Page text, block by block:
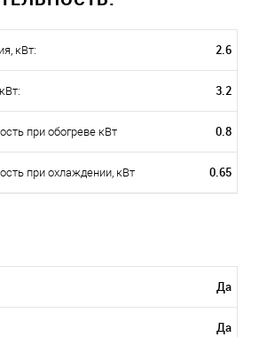
кВт: 2.6
3.2
при обогреве кВт 0.8
при охлаждении, кВт 0.65
Да
Да